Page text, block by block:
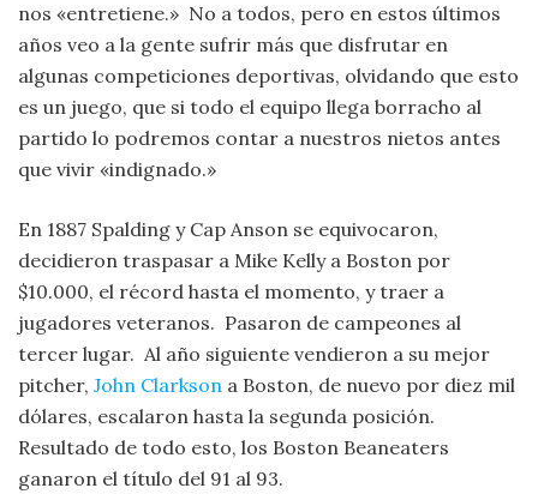
nos «entretiene.» No a todos, pero en estos últimos
años veo a la gente sufrir más que disfrutar en
algunas competiciones deportivas, olvidando que esto
es un juego, que si todo el equipo llega borracho al
partido lo podremos contar a nuestros nietos antes
que vivir «indignado.»
En 1887 Spalding y Cap Anson se equivocaron,
decidieron traspasar a Mike Kelly a Boston por
$10.000, el récord hasta el momento, y traer a
jugadores veteranos. Pasaron de campeones al
tercer lugar. Al año siguiente vendieron a su mejor
pitcher, John Clarkson a Boston, de nuevo por diez mil
dólares, escalaron hasta la segunda posición.
Resultado de todo esto, los Boston Beaneaters
ganaron el título del 91 al 93.